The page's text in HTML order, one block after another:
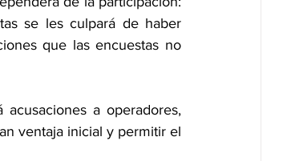
se les culpará de haber
que las encuestas no
a operadores,
ventaja inicial y permitir el